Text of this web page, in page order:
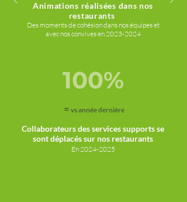
Animations réalisées dans nos
restaurants
Des moments de cohésion dans nos équipes et
avec nos convives en 2023-2024
100%
= vs année dernière
Collaborateurs des services supports se
sont déplacés sur nos restaurants
En 2024-2025